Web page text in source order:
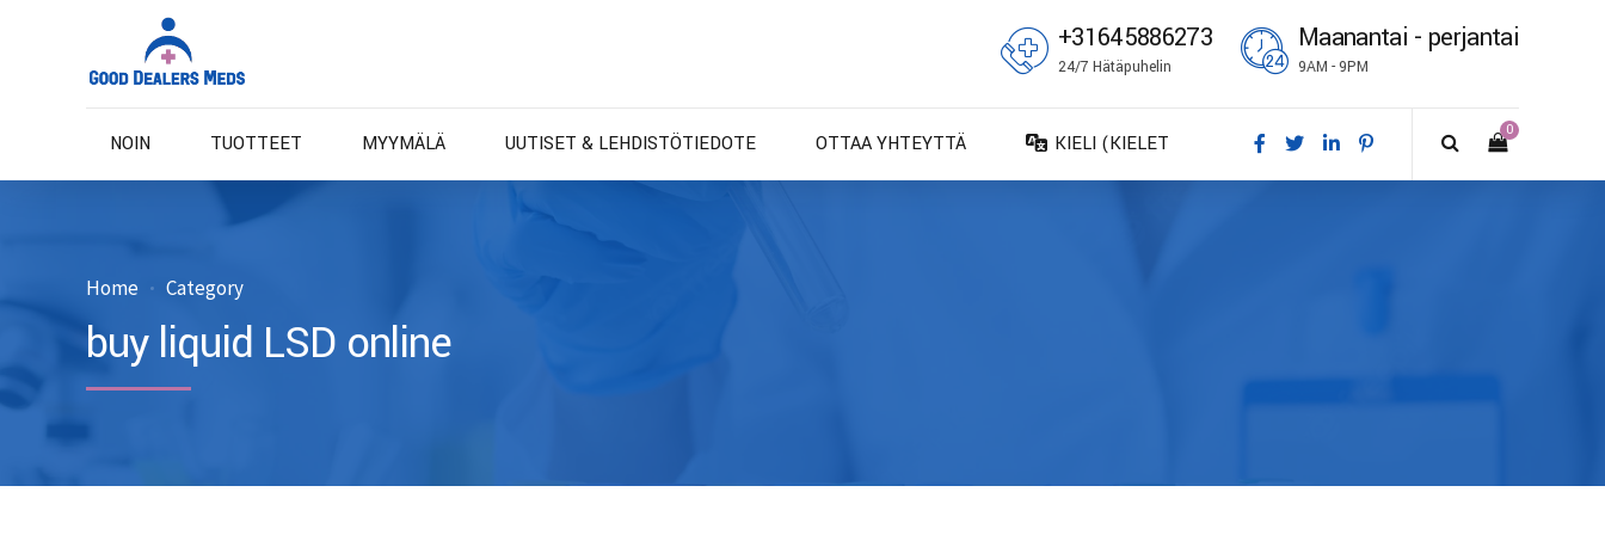
+31645886273
24/7 Hätäpuhelin
Maanantai - perjantai
9AM - 9PM
0
NOIN TUOTTEET MYYMÄLÄ UUTISET & LEHDISTÖTIEDOTE OTTAA YHTEYTTÄ
KIELI (KIELET
Home Category
buy liquid LSD online